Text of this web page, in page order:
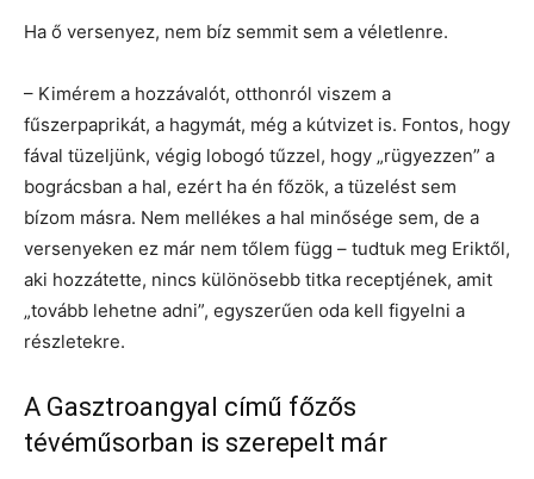
Ha ő versenyez, nem bíz semmit sem a véletlenre.
– Kimérem a hozzávalót, otthonról viszem a
fűszerpaprikát, a hagymát, még a kútvizet is. Fontos, hogy
fával tüzeljünk, végig lobogó tűzzel, hogy „rügyezzen” a
bográcsban a hal, ezért ha én főzök, a tüzelést sem
bízom másra. Nem mellékes a hal minősége sem, de a
versenyeken ez már nem tőlem függ – tudtuk meg Eriktől,
aki hozzátette, nincs különösebb titka receptjének, amit
„tovább lehetne adni”, egyszerűen oda kell figyelni a
részletekre.
A Gasztroangyal című főzős
tévéműsorban is szerepelt már